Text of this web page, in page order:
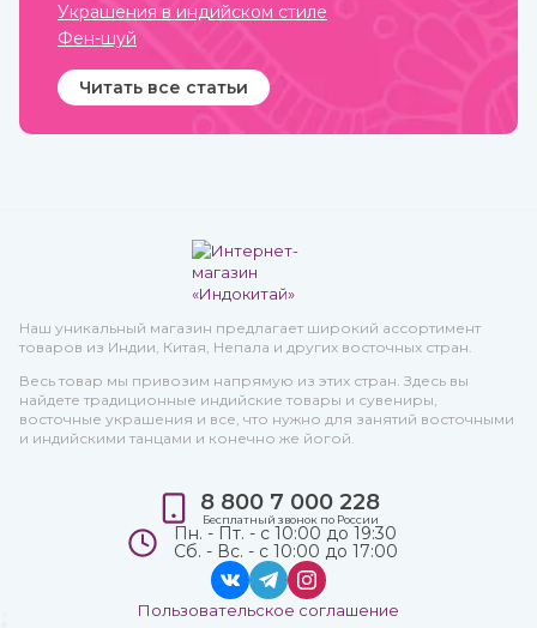
Украшения в индийском стиле
Фен-шуй
Читать все статьи
Наш уникальный магазин предлагает широкий ассортимент
товаров из Индии, Китая, Непала и других восточных стран.
Весь товар мы привозим напрямую из этих стран. Здесь вы
найдете традиционные индийские товары и сувениры,
восточные украшения и все, что нужно для занятий восточными
и индийскими танцами и конечно же йогой.
8 800 7 000 228
Бесплатный звонок по России
Пн. - Пт. - с 10:00 до 19:30
Сб. - Вс. - с 10:00 до 17:00
Пользовательское соглашение